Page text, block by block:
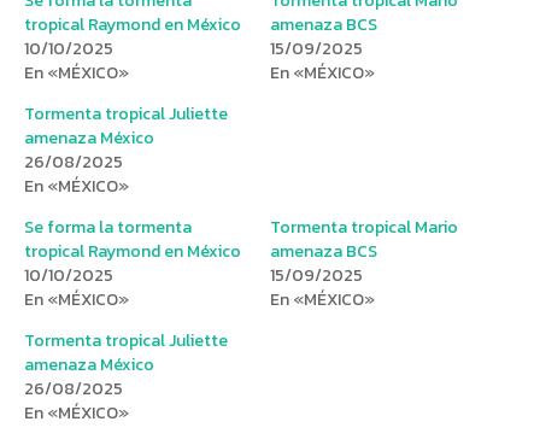
tropical Raymond en México
10/10/2025
En «MÉXICO»
amenaza BCS
15/09/2025
En «MÉXICO»
Tormenta tropical Juliette
amenaza México
26/08/2025
En «MÉXICO»
Se forma la tormenta
tropical Raymond en México
10/10/2025
En «MÉXICO»
Tormenta tropical Mario
amenaza BCS
15/09/2025
En «MÉXICO»
Tormenta tropical Juliette
amenaza México
26/08/2025
En «MÉXICO»